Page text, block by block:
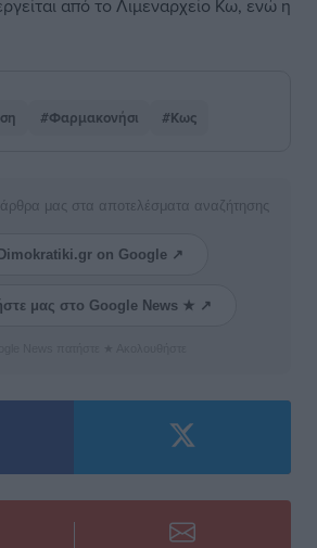
από το Λιμεναρχείο Κω, ενώ η
#Φαρμακονήσι #Κως
άρθρα μας στα αποτελέσματα αναζήτησης
on Google ↗
μας στο Google News ★ ↗